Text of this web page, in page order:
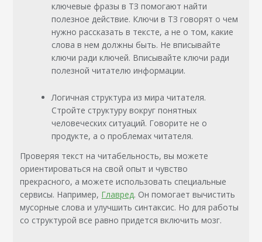
ключевые фразы в ТЗ помогают найти
полезное действие. Ключи в ТЗ говорят о чем
нужно рассказать в тексте, а не о том, какие
слова в нем должны быть. Не вписывайте
ключи ради ключей. Вписывайте ключи ради
полезной читателю информации.
Логичная структура из мира читателя.
Стройте структуру вокруг понятных
человеческих ситуаций. Говорите не о
продукте, а о проблемах читателя.
Проверяя текст на читабельность, вы можете
ориентироваться на свой опыт и чувство
прекрасного, а можете использовать специальные
сервисы. Например, Главред. Он помогает вычистить
мусорные слова и улучшить синтаксис. Но для работы
со структурой все равно придется включить мозг.